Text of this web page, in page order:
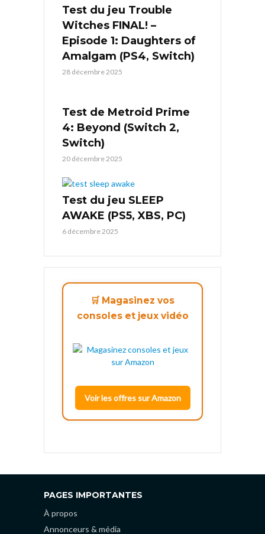
Test du jeu Trouble
Witches FINAL! –
Episode 1: Daughters of
Amalgam (PS4, Switch)
28 décembre 2025
Test de Metroid Prime
4: Beyond (Switch 2,
Switch)
20 décembre 2025
Test du jeu SLEEP
AWAKE (PS5, XBS, PC)
6 décembre 2025
🛒 Magasinez vos
consoles et jeux vidéo
Voir les offres sur Amazon
PAGES IMPORTANTES
À propos
Annonceurs & média